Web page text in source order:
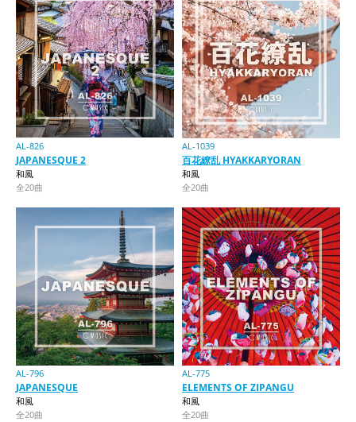
AL-826
JAPANESQUE 2
和風
全20曲
AL-1039
百花繚乱 HYAKKARYORAN
和風
全20曲
AL-796
JAPANESQUE
和風
全20曲
AL-775
ELEMENTS OF ZIPANGU
和風
全20曲